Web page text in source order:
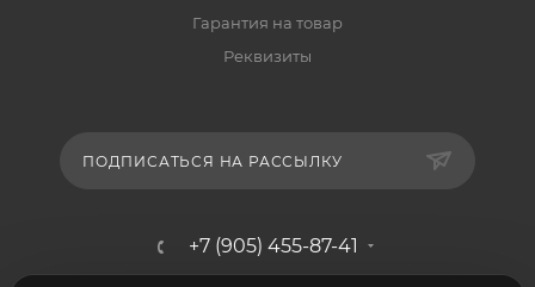
Гарантия на товар
Реквизиты
ПОДПИСАТЬСЯ НА РАССЫЛКУ
+7 (905) 455-87-41